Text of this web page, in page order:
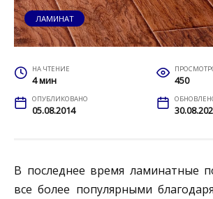
ЛАМИНАТ
НА ЧТЕНИЕ
4 мин 450
ОПУБЛИКОВАНО
05.08.2014
В последнее время ламинатные
все более популярными